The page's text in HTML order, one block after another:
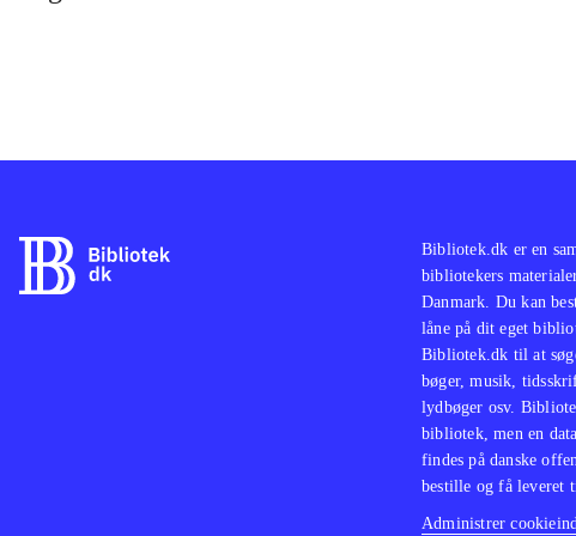
Bibliotek.dk er en
bibliotekers
Danmark. Du kan
låne på dit eget
Bibliotek.dk til at
bøger, musik,
lydbøger osv.
bibliotek, men en
findes på danske
bestille og få leveret
Administrer